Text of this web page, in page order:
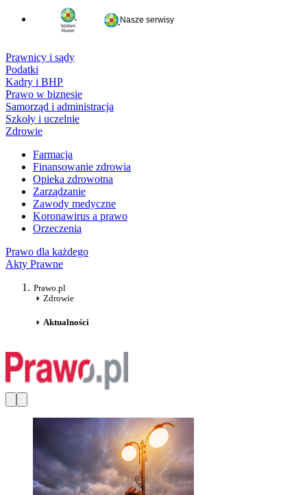
Nasze serwisy
Prawnicy i sądy
Podatki
Kadry i BHP
Prawo w biznesie
Samorząd i administracja
Szkoły i uczelnie
Zdrowie
Farmacja
Finansowanie zdrowia
Opieka zdrowotna
Zarządzanie
Zawody medyczne
Koronawirus a prawo
Orzeczenia
Prawo dla każdego
Akty Prawne
Prawo.pl
Zdrowie
Aktualności